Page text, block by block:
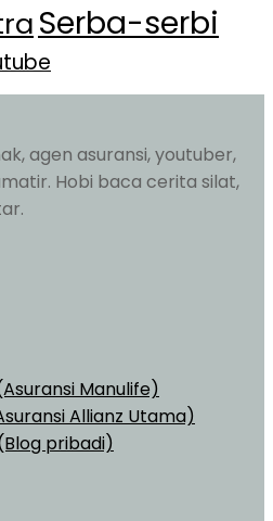
Serba-serbi
agen asuransi, youtuber,
Hobi baca cerita silat,
Manulife)
Allianz Utama)
pribadi)